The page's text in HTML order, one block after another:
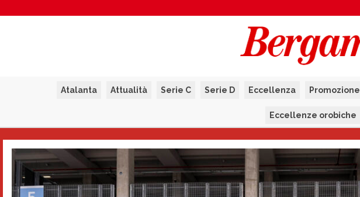
Atalanta Attualità Serie C Serie D Eccellenza Promozione
Eccellenze orobiche